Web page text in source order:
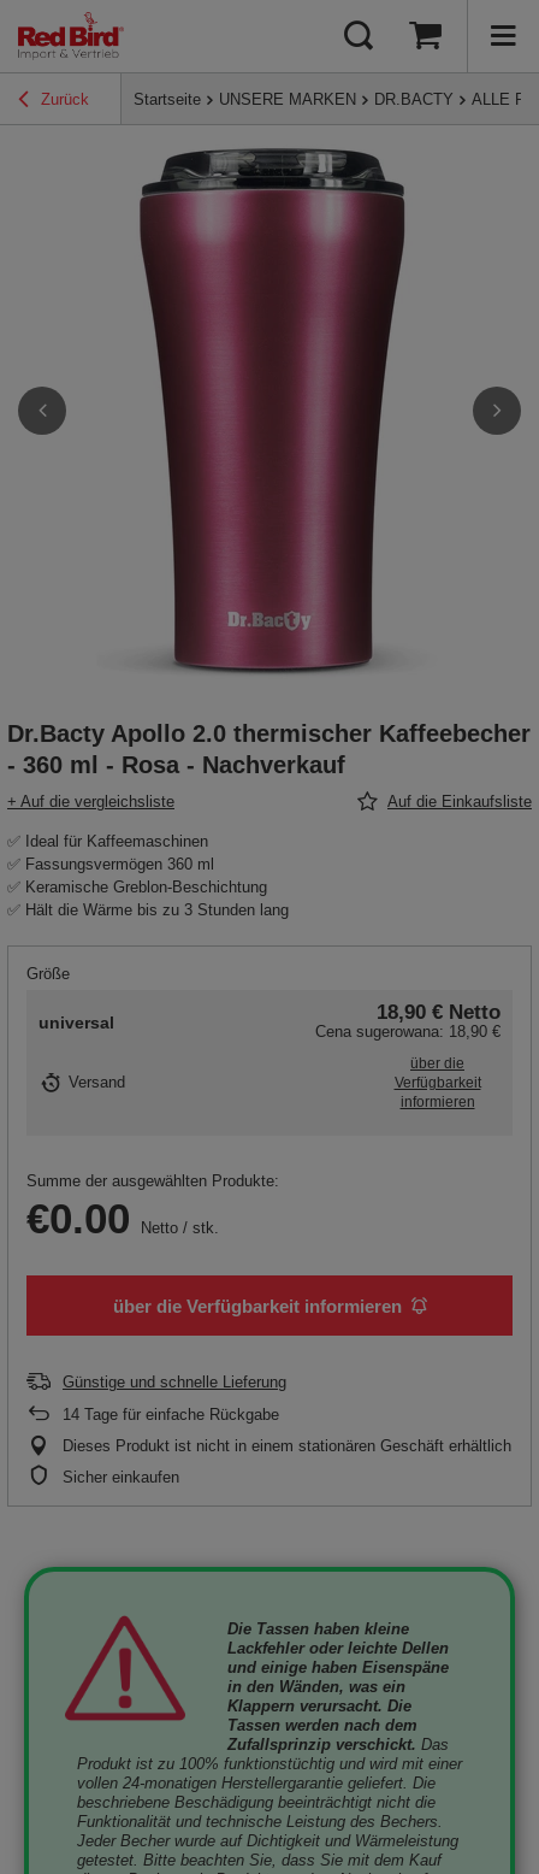
Zurück Startseite UNSERE MARKEN DR.BACTY ALLE
Dr.Bacty Apollo 2.0 thermischer Kaffeebecher
- 360 ml - Rosa - Nachverkauf
+ Auf die vergleichsliste Auf die Einkaufsliste
✅ Ideal für Kaffeemaschinen
✅ Fassungsvermögen 360 ml
✅ Keramische Greblon-Beschichtung
✅ Hält die Wärme bis zu 3 Stunden lang
Größe
universal 18,90 € Netto
Cena sugerowana: 18,90 €
Versand
über die
Verfügbarkeit
informieren
Summe der ausgewählten Produkte:
€0.00 Netto / stk.
über die Verfügbarkeit informieren
Günstige und schnelle Lieferung
14 Tage für einfache Rückgabe
Dieses Produkt ist nicht in einem stationären Geschäft erhältlich
Sicher einkaufen
Die Tassen haben kleine
Lackfehler oder leichte Dellen
und einige haben Eisenspäne
in den Wänden, was ein
Klappern verursacht. Die
Tassen werden nach dem
Zufallsprinzip verschickt. Das
Produkt ist zu 100% funktionstüchtig und wird mit einer
vollen 24-monatigen Herstellergarantie geliefert. Die
beschriebene Beschädigung beeinträchtigt nicht die
Funktionalität und technische Leistung des Bechers.
Jeder Becher wurde auf Dichtigkeit und Wärmeleistung
getestet. Bitte beachten Sie, dass Sie mit dem Kauf